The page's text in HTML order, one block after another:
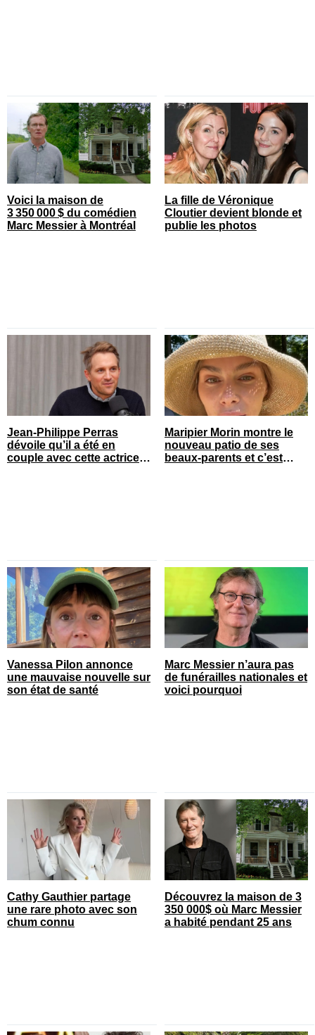
Voici la maison de
3 350 000 $ du comédien
Marc Messier à Montréal
La fille de Véronique
Cloutier devient blonde et
publie les photos
Jean-Philippe Perras
dévoile qu’il a été en
couple avec cette actrice
Maripier Morin montre le
nouveau patio de ses
beaux-parents et c’est
Vanessa Pilon annonce
une mauvaise nouvelle sur
son état de santé
Marc Messier n’aura pas
de funérailles nationales et
voici pourquoi
Cathy Gauthier partage
une rare photo avec son
chum connu
Découvrez la maison de 3
350 000$ où Marc Messier
a habité pendant 25 ans